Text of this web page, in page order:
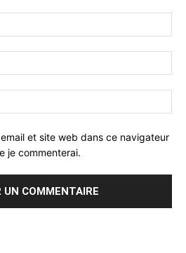
et site web dans ce navigateur
je commenterai.